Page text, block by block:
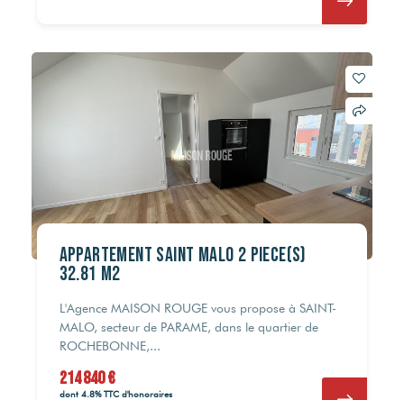
Appartement Saint Malo 2 pièce(s)
32.81 m2
L'Agence MAISON ROUGE vous propose à SAINT-
MALO, secteur de PARAME, dans le quartier de
ROCHEBONNE,...
214 840 €
dont 4.8% TTC d'honoraires